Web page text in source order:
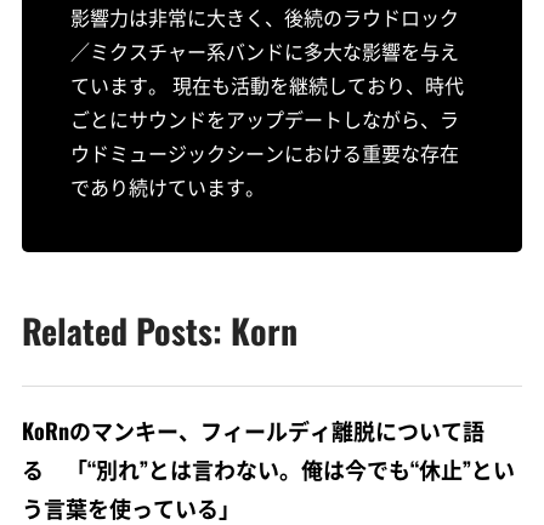
影響力は非常に大きく、後続のラウドロック
／ミクスチャー系バンドに多大な影響を与え
ています。 現在も活動を継続しており、時代
ごとにサウンドをアップデートしながら、ラ
ウドミュージックシーンにおける重要な存在
であり続けています。
Related Posts: Korn
KoRnのマンキー、フィールディ離脱について語
る 「“別れ”とは言わない。俺は今でも“休止”とい
う言葉を使っている」